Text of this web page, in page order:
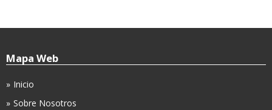
Mapa Web
Inicio
Sobre Nosotros